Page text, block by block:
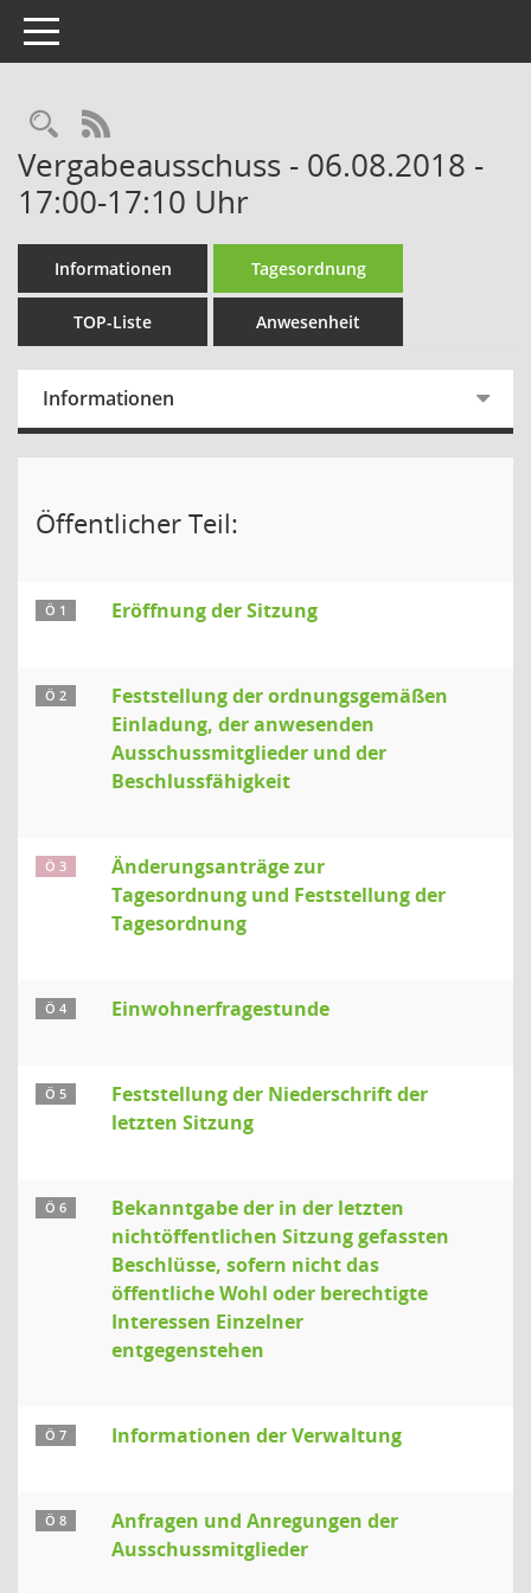
Toggle navigation
Rechercheauswahl
RSS-Feed
Vergabeausschuss - 06.08.2018 -
17:00-17:10 Uhr
Informationen Tagesordnung
TOP-Liste Anwesenheit
Informationen
Öffentlicher Teil:
Ö 1 Eröffnung der Sitzung
Ö 2
Feststellung der ordnungsgemäßen
Einladung, der anwesenden
Ausschussmitglieder und der
Beschlussfähigkeit
Ö 3
Änderungsanträge zur
Tagesordnung und Feststellung der
Tagesordnung
Ö 4 Einwohnerfragestunde
Ö 5
Feststellung der Niederschrift der
letzten Sitzung
Ö 6
Bekanntgabe der in der letzten
nichtöffentlichen Sitzung gefassten
Beschlüsse, sofern nicht das
öffentliche Wohl oder berechtigte
Interessen Einzelner
entgegenstehen
Ö 7 Informationen der Verwaltung
Ö 8
Anfragen und Anregungen der
Ausschussmitglieder